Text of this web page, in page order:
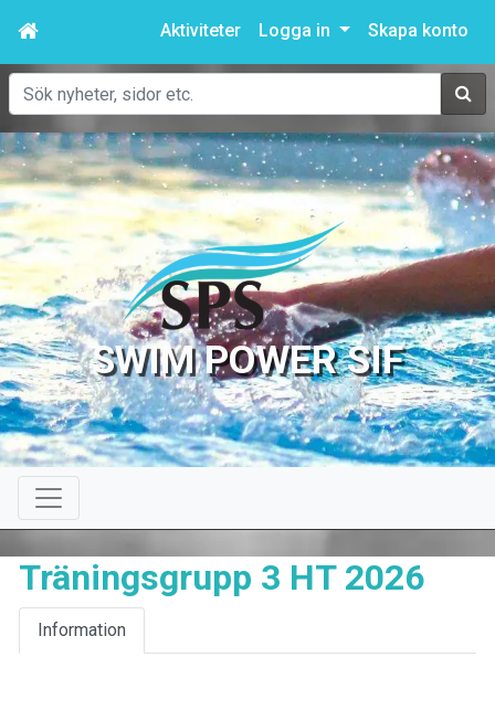
Aktiviteter Logga in Skapa konto
Sök
SWIM POWER SIF
Träningsgrupp 3 HT 2026
Information